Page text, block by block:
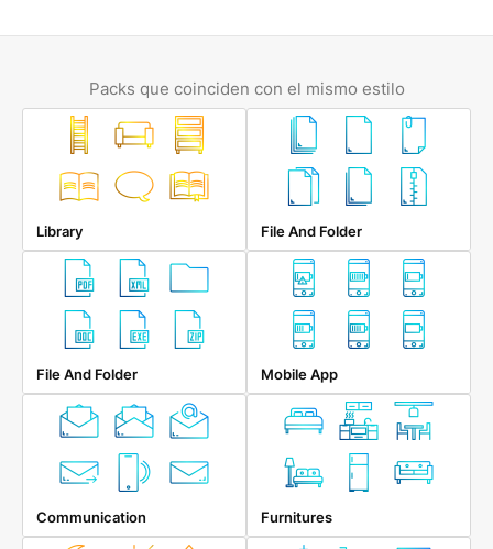
Packs que coinciden con el mismo estilo
Library File And Folder
File And Folder Mobile App
Communication Furnitures